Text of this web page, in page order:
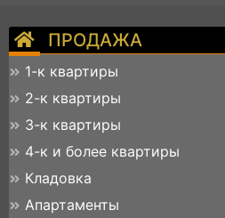
ПРОДАЖА
1-к квартиры
2-к квартиры
3-к квартиры
4-к и более квартиры
Кладовка
Апартаменты
img_2901